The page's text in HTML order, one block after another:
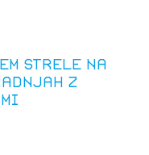
strele na
z